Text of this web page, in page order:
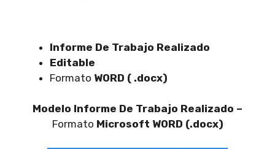
Informe De Trabajo Realizado
Editable
Formato WORD ( .docx)
Modelo Informe De Trabajo Realizado –
Formato Microsoft WORD (.docx)